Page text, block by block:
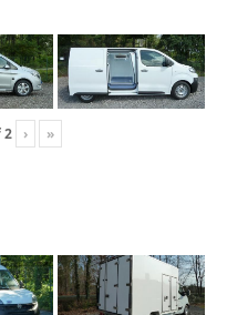
2 › »